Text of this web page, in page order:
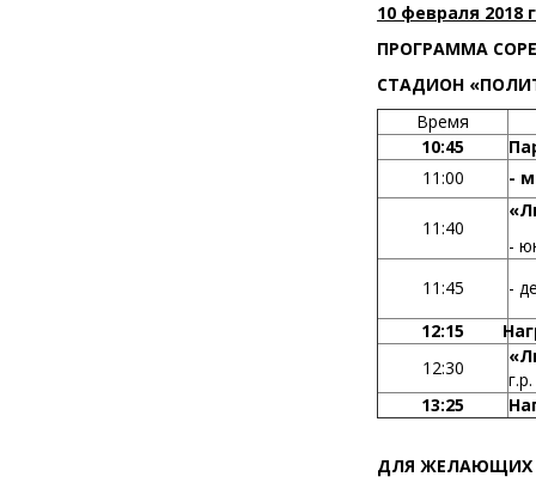
10 февраля 2018
ПРОГРАММА
СТАДИОН
Время
10:45
11:00
-
11:40
-
11:45
-
12:15
12:30
13:25
ДЛЯ ЖЕЛАЮЩИХ